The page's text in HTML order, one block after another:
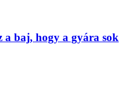
a baj, hogy a gyára sok